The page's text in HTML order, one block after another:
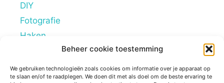
Beheer cookie toestemming
We gebruiken technologieën zoals cookies om informatie over je apparaat op
te slaan en/of te raadplegen. We doen dit met als doel om de beste ervaring te
DIY
Fotografie
Haken
Lifestyle
Mindstyle